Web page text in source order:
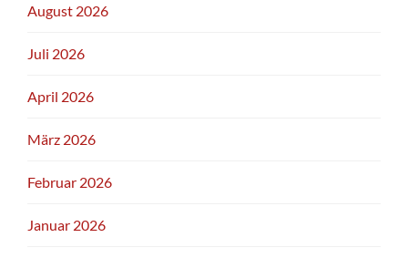
August 2026
Juli 2026
April 2026
März 2026
Februar 2026
Januar 2026